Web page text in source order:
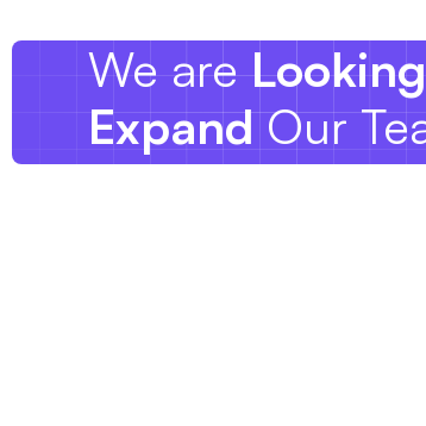
We are
ExpandOur